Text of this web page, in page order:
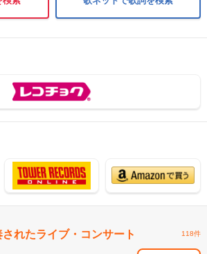
れたライブ・コンサート 118件